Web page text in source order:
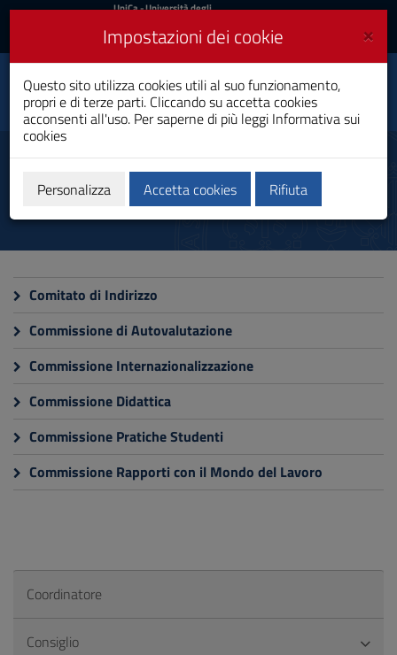
Vai
al
navigazione
sito
al
Footer
UniCa
Accedi
UniCa- Università degli
Accedi UniCA News
Toggle
navigation
Ingegneria dell’Energia
Elettrica per lo Sviluppo
Sostenibile
Laurea
Commissioni
Comitato di Indirizzo
Commissione di Autovalutazione
Commissione Internazionalizzazione
Commissione Didattica
Commissione Pratiche Studenti
Commissione Rapporti con il Mondo del Lavoro
Coordinatore
Consiglio
×
Impostazioni dei cookie
Questo sito utilizza cookies utili al suo funzionamento,
propri e di terze parti. Cliccando su accetta cookies
acconsenti all'uso. Per saperne di più leggi Informativa sui
cookies
Personalizza Accetta cookies Rifiuta